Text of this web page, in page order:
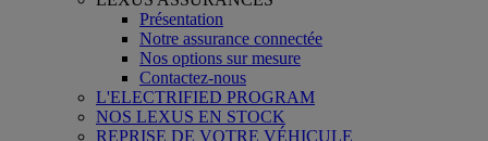
Présentation
Notre assurance connectée
Nos options sur mesure
Contactez-nous
L'ELECTRIFIED PROGRAM
NOS LEXUS EN STOCK
REPRISE DE VOTRE VÉHICULE